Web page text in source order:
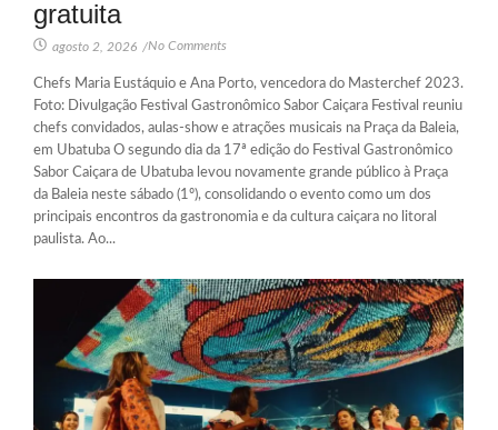
gratuita
agosto 2, 2026 /No Comments
Chefs Maria Eustáquio e Ana Porto, vencedora do Masterchef 2023.
Foto: Divulgação Festival Gastronômico Sabor Caiçara Festival reuniu
chefs convidados, aulas-show e atrações musicais na Praça da Baleia,
em Ubatuba O segundo dia da 17ª edição do Festival Gastronômico
Sabor Caiçara de Ubatuba levou novamente grande público à Praça
da Baleia neste sábado (1º), consolidando o evento como um dos
principais encontros da gastronomia e da cultura caiçara no litoral
paulista. Ao...